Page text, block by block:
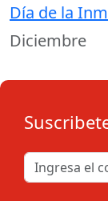
Día de la
Diciembre